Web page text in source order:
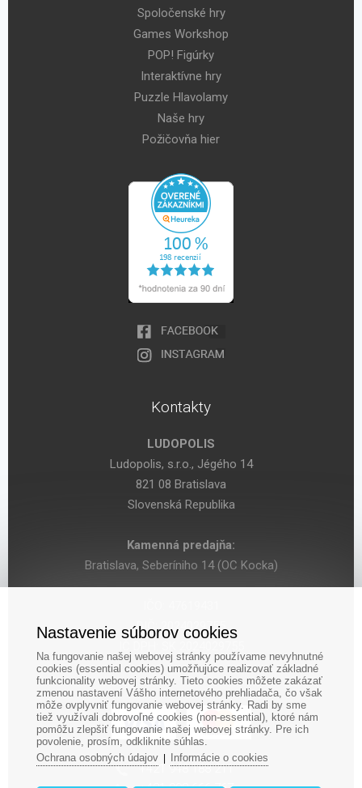
Spoločenské hry
Games Workshop
POP! Figúrky
Interaktívne hry
Puzzle Hlavolamy
Naše hry
Požičovňa hier
Kontakty
LUDOPOLIS
Ludopolis, s.r.o., Jégého 14
821 08 Bratislava
Slovenská Republika
Kamenná predajňa:
Bratislava, Seberíniho 14 (OC Kocka)
DIČ: 2024029755
‎+421 948 188 211
Nastavenie súborov cookies
Na fungovanie našej webovej stránky používame nevyhnutné
cookies (essential cookies) umožňujúce realizovať základné
funkcionality webovej stránky. Tieto cookies môžete zakázať
zmenou nastavení Vášho internetového prehliadača, čo však
môže ovplyvniť fungovanie webovej stránky. Radi by sme
tiež využívali dobrovoľné cookies (non-essential), ktoré nám
pomôžu zlepšiť fungovanie našej webovej stránky. Pre ich
povolenie, prosím, odkliknite súhlas.
Ochrana osobných údajov| Informácie o cookies